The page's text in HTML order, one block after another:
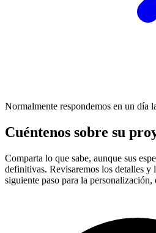
Normalmente respondemos en un día
Cuéntenos sobre su
Comparta lo que sabe, aunque sus
definitivas. Revisaremos los detalles y
siguiente paso para la